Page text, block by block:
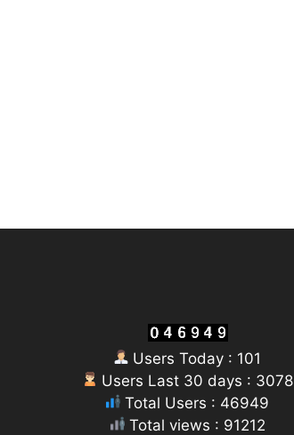
Users Today : 101
Users Last 30 days : 3078
Total Users : 46949
Total views : 91212